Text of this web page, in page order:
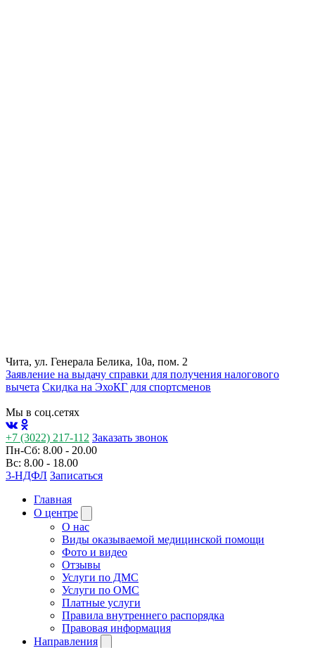
Чита, ул. Генерала Белика, 10а, пом. 2
Заявление на выдачу справки для получения налогового
вычета Cкидка на ЭхоКГ для спортсменов
Мы в соц.сетях
+7 (3022) 217-112 Заказать звонок
Пн-Сб: 8.00 - 20.00
Вс: 8.00 - 18.00
3-НДФЛ Записаться
Главная
О центре
О нас
Виды оказываемой медицинской помощи
Фото и видео
Отзывы
Услуги по ДМС
Услуги по ОМС
Платные услуги
Правила внутреннего распорядка
Правовая информация
Направления